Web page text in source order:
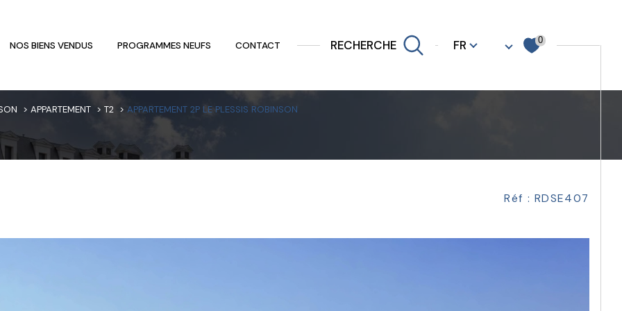
NOS BIENS VENDUS PROGRAMMES NEUFS CONTACT RECHERCHE Langue
FR 0
Voir les37annonces
APPARTEMENT T2 APPARTEMENT 2P LE PLESSIS ROBINSON
Réf : RDSE407